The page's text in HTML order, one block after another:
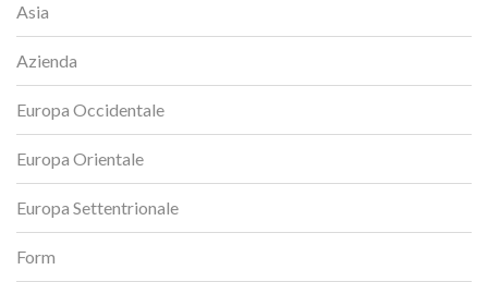
Asia
Azienda
Europa Occidentale
Europa Orientale
Europa Settentrionale
Form